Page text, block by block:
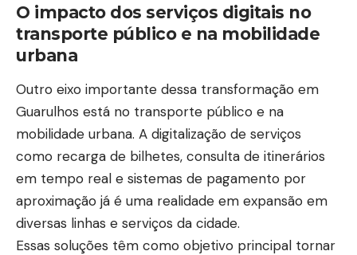
O impacto dos serviços digitais no
transporte público e na mobilidade
urbana
Outro eixo importante dessa transformação em
Guarulhos está no transporte público e na
mobilidade urbana. A digitalização de serviços
como recarga de bilhetes, consulta de itinerários
em tempo real e sistemas de pagamento por
aproximação já é uma realidade em expansão em
diversas linhas e serviços da cidade.
Essas soluções têm como objetivo principal tornar